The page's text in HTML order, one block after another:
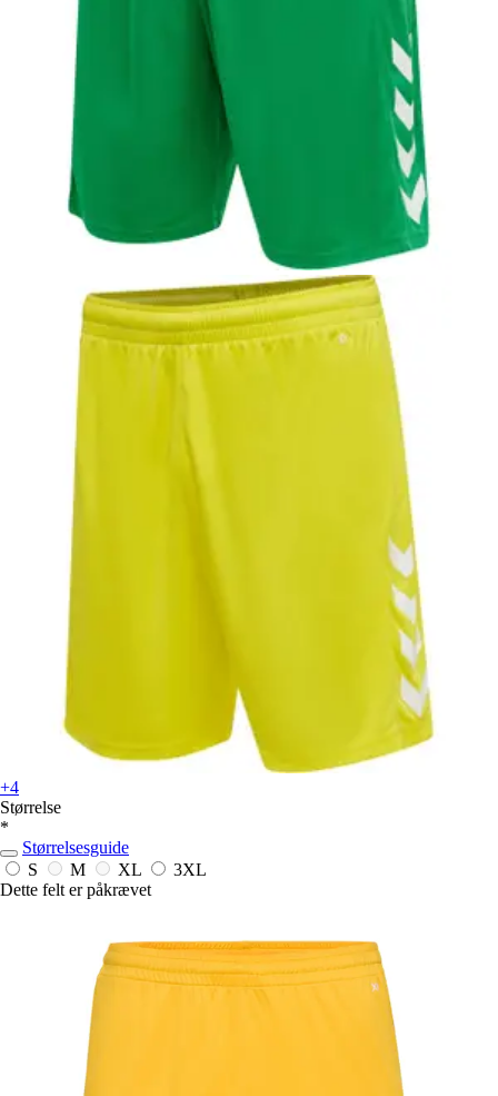
+4
Størrelse
*
Størrelsesguide
S
M XL
3XL
Dette felt er påkrævet